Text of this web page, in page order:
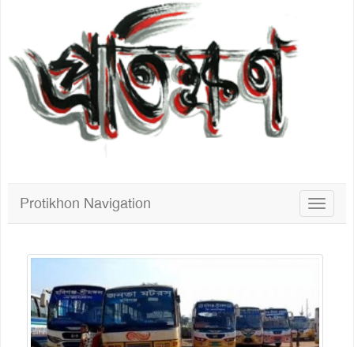
Toggle
Protikhon Navigation